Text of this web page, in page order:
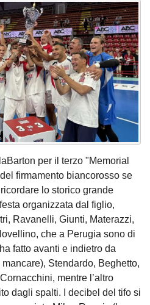
per il terzo "Memorial
firmamento biancorosso se
lo storico grande
organizzata dal figlio,
Ravanelli, Giunti, Materazzi,
che a Perugia sono di
fatto avanti e indietro da
Stendardo, Beghetto,
mentre l’altro
dagli spalti. I decibel del tifo si